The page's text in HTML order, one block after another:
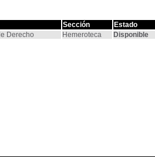
Sección
Estado
Derecho Hemeroteca Disponible